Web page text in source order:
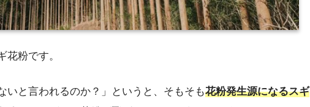
花粉です。
いと言われるのか？」というと、そもそも花粉発生源になるスギ